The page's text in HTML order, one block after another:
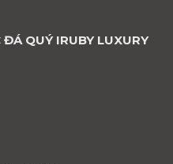
QUÝ IRUBY LUXURY